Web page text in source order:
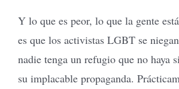
Y lo que es peor, lo que la gente
es que los activistas LGBT se
nadie tenga un refugio que no haya
su implacable propaganda.